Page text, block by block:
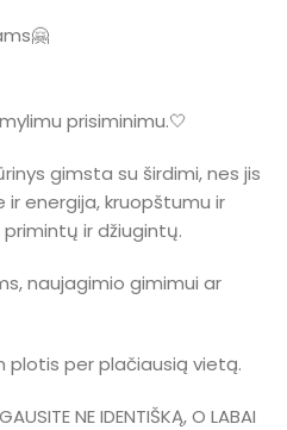
prisiminimu.🤍
gimsta su širdimi, nes jis
ir energija, kruopštumu ir
ir džiugintų.
naujagimio gimimui ar
plotis per plačiausią vietą.
NE IDENTIŠKĄ, O LABAI